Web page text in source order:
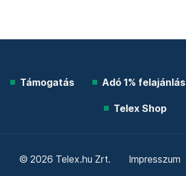
Támogatás Adó 1% felajánlás
Telex Shop
© 2026 Telex.hu Zrt. Impresszum